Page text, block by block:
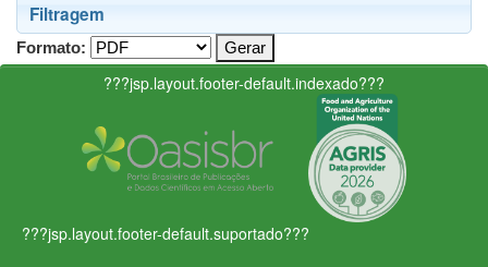
Filtragem
Formato:
???jsp.layout.footer-default.indexado???
???jsp.layout.footer-default.suportado???